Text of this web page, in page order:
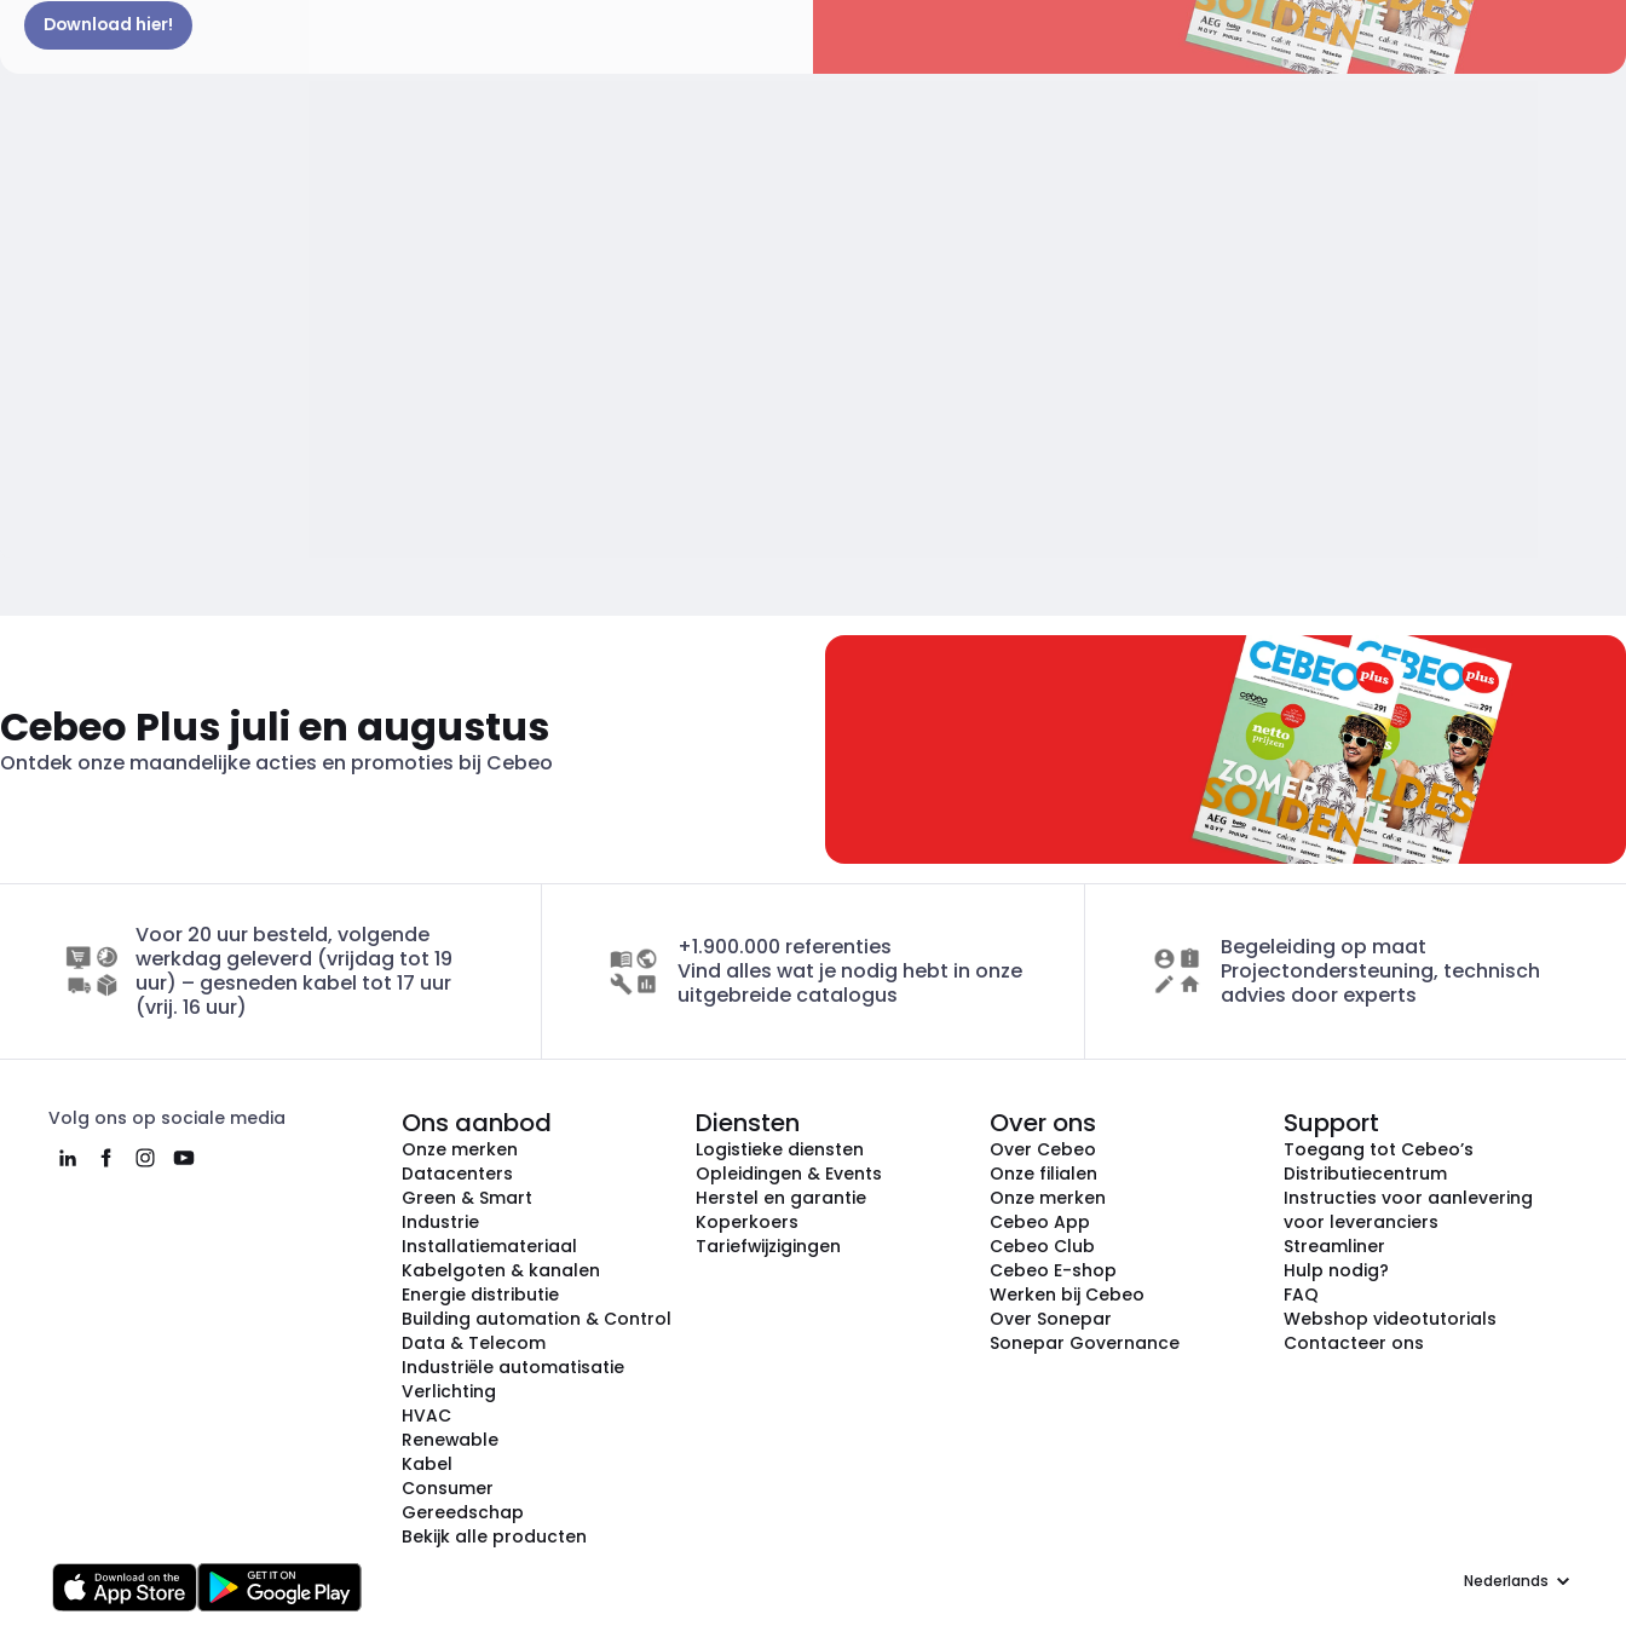
Liever de volledige brochure downloaden?
Download hier!
Cebeo Plus juli en augustus
Ontdek onze maandelijke acties en promoties bij Cebeo
Voor 20 uur besteld, volgende
werkdag geleverd (vrijdag tot 19
uur) – gesneden kabel tot 17 uur
(vrij. 16 uur)
+1.900.000 referenties
Vind alles wat je nodig hebt in onze
uitgebreide catalogus
Begeleiding op maat
Projectondersteuning, technisch
advies door experts
Volg ons op sociale media Ons aanbod
Onze merken
Datacenters
Green & Smart
Industrie
Installatiemateriaal
Kabelgoten & kanalen
Energie distributie
Building automation & Control
Data & Telecom
Industriële automatisatie
Verlichting
HVAC
Renewable
Kabel
Consumer
Gereedschap
Bekijk alle producten
Diensten
Logistieke diensten
Opleidingen & Events
Herstel en garantie
Koperkoers
Tariefwijzigingen
Over ons
Over Cebeo
Onze filialen
Onze merken
Cebeo App
Cebeo Club
Cebeo E-shop
Werken bij Cebeo
Over Sonepar
Sonepar Governance
Support
Toegang tot Cebeo’s
Distributiecentrum
Instructies voor aanlevering
voor leveranciers
Streamliner
Hulp nodig?
FAQ
Webshop videotutorials
Contacteer ons
Taal